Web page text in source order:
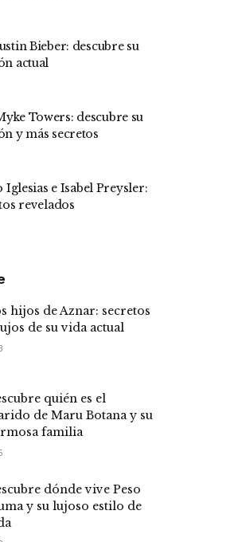
Bieber: descubre su
actual
Towers: descubre su
y más secretos
Iglesias e Isabel Preysler:
revelados
hijos de Aznar: secretos
de su vida actual
quién es el
de Maru Botana y su
familia
dónde vive Peso
y su lujoso estilo de